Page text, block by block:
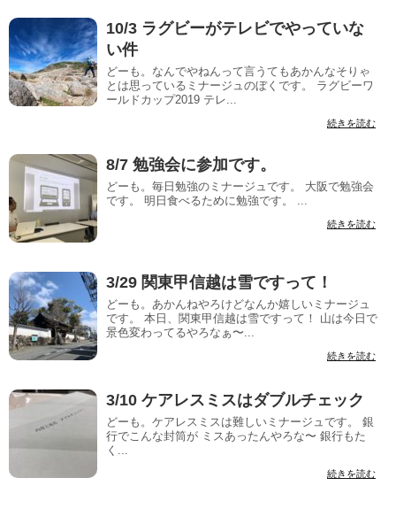
10/3 ラグビーがテレビでやっていな
い件
どーも。なんでやねんって言うてもあかんなそりゃ
とは思っているミナージュのぼくです。 ラグビーワ
ールドカップ2019 テレ...
続きを読む
8/7 勉強会に参加です。
どーも。毎日勉強のミナージュです。 大阪で勉強会
です。 明日食べるために勉強です。 ...
続きを読む
3/29 関東甲信越は雪ですって！
どーも。あかんねやろけどなんか嬉しいミナージュ
です。 本日、関東甲信越は雪ですって！ 山は今日で
景色変わってるやろなぁ〜...
続きを読む
3/10 ケアレスミスはダブルチェック
どーも。ケアレスミスは難しいミナージュです。 銀
行でこんな封筒が ミスあったんやろな〜 銀行もた
く...
続きを読む